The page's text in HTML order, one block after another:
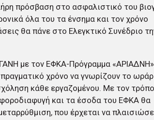
πρόσβαση στο ασφαλιστικό του
όλα του τα ένσημα και τον χρόνο
θα πάνε στο Ελεγκτικό Συνέδριο
με τον ΕΦΚΑ-Πρόγραμμα
χρόνο να γνωρίζουν το
κάθε εργαζομένου. Με τον
και τα έσοδα του ΕΦΚΑ θα
που έρχεται να